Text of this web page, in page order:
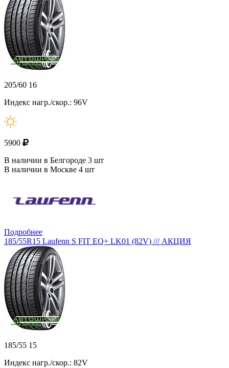
205/60 16
Индекс нагр./скор.: 96V
5900
В наличии в Белгороде 3 шт
В наличии в Москве 4 шт
Подробнее
185/55R15 Laufenn S FIT EQ+ LK01 (82V) /// АКЦИЯ
185/55 15
Индекс нагр./скор.: 82V